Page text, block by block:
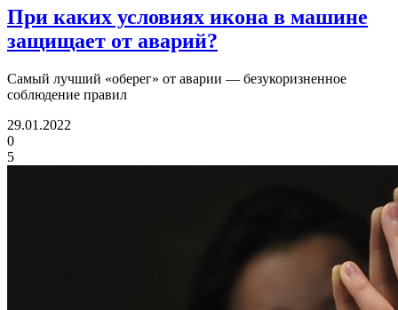
При каких условиях икона в машине
защищает от аварий?
Самый лучший «оберег» от аварии — безукоризненное
соблюдение правил
29.01.2022
0
5